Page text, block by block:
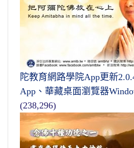
陀教育網路學院App更新
App、華藏桌面瀏覽器
(238,296)